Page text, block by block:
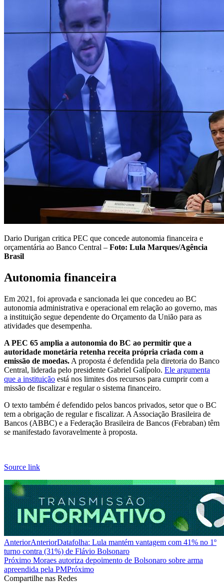
Dario Durigan critica PEC que concede autonomia financeira e
orçamentária ao Banco Central – Foto: Lula Marques/Agência
Brasil
Autonomia financeira
Em 2021, foi aprovada e sancionada lei que concedeu ao BC
autonomia administrativa e operacional em relação ao governo, mas
a instituição segue dependente do Orçamento da União para as
atividades que desempenha.
A PEC 65 amplia a autonomia do BC ao permitir que a
autoridade monetária retenha receita própria criada com a
emissão de moedas. A proposta é defendida pela diretoria do Banco
Central, liderada pelo presidente Gabriel Galípolo. Ele argumenta
que a instituição está nos limites dos recursos para cumprir com a
missão de fiscalizar e regular o sistema financeiro.
O texto também é defendido pelos bancos privados, setor que o BC
tem a obrigação de regular e fiscalizar. A Associação Brasileira de
Bancos (ABBC) e a Federação Brasileira de Bancos (Febraban) têm
se manifestado favoravelmente à proposta.
Source link
AnteriorAnteriorDatafolha: Lula mantém vantagem com 41% no 1º
turno contra (31%) de Flávio Bolsonaro
Próximo Moraes autoriza depoimento de Bolsonaro sobre arma
apreendida pela PMPróximo
Compartilhe nas Redes